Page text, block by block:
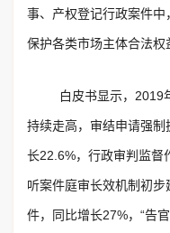
事、产权登记行政案件
保护各类市场主体合法权
白皮书显示，2019
持续走高，审结申请强
长22.6%，行政审判监督
听案件庭审长效机制初
件，同比增长27%，“告